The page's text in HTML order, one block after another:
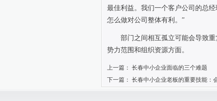
最佳利益。我们一个客户公司的总
怎么做对公司整体有利。”
部门之间相互孤立可能会导致
势力范围和组织资源方面。
上一篇： 长春中小企业面临的三个难题
下一篇： 长春中小企业老板的重要技能：